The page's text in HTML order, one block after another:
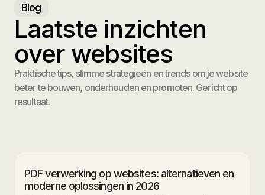
Blog
Laatste inzichten
over websites
Praktische tips, slimme strategieën en trends om je website
beter te bouwen, onderhouden en promoten. Gericht op
resultaat.
PDF verwerking op websites: alternatieven en
moderne oplossingen in 2026